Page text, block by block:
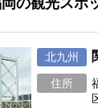
ットまで、福岡
に見つかります。
の観光スポ
北九州
住所